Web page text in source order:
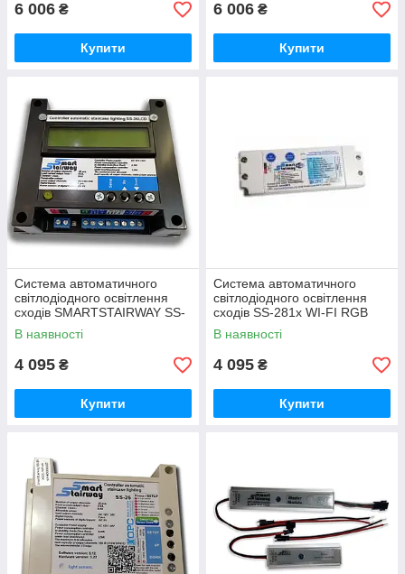
6 006 ₴
Купити
6 006 ₴
Купити
Система автоматичного
світлодіодного освітлення
сходів SMARTSTAIRWAY SS-
26 LCD
В наявності
4 095 ₴
Купити
Система автоматичного
світлодіодного освітлення
сходів SS-281x WI-FI RGB
SMARTSTAIRWAY
В наявності
4 095 ₴
Купити